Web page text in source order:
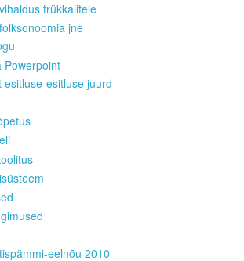
trükkalitele
jne
Powerpoint
esitluse-esitluse juurd
eelnõu 2010